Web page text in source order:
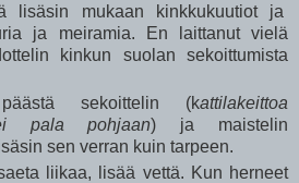
lisäsin mukaan kinkkukuutiot ja
ja meiramia. En laittanut vielä
kinkun suolan sekoittumista
sekoittelin (kattilakeittoa
pala pohjaan) ja maistelin
sen verran kuin tarpeen.
liikaa, lisää vettä. Kun herneet